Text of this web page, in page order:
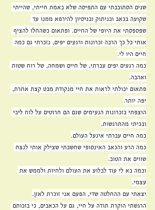
שנים הסתובבתי עם התפיסה שלא באמת חייתי, שהייתי
שקועה בכאב ובניתוק ובניסיון להירפא ממנו עד
שפספסתי את היופי של החיים. ופתאום כשהחלו להציף
אותי כל כך הרבה זכרונות ורגעים יפים, נזכרתי גם כמה
חיים היו לי.
כמה רגעים יפים עברתי, של חיים ושמחה, של רוח שטות
ואהבה.
פתאום יכולתי לראות את חיי מנקודת מבט קצת אחרת,
יפה יותר.
הוצפתי בזכרונות הנעימים שגם הם חרוטים על לוח ליבי
ובכיתי מהתרגשות.
כמה חיים עברתי אינעל העולם.
כמה הרע והכאב האינסופי שחשבתי שצילק אותי לנצח
שווים את הטוב.
וכמה בא לי עוד לבלוע את העולם ולחיות ולממש את
עצמי.
יצאתי עם ההחלטה שדי, הפעם אני זוכרת לאזן.
הרגשתי הוקרת תודה על חיי, גם על הכאבים, כי בזכותם